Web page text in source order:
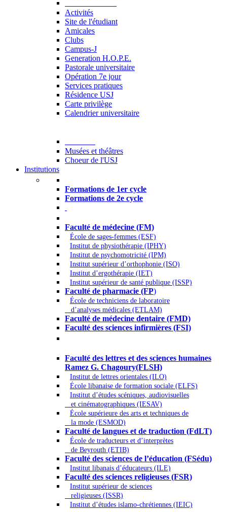
Activités
Site de l'étudiant
Amicales
Clubs
Campus-J
Generation H.O.P.E.
Pastorale universitaire
Opération 7e jour
Services pratiques
Résidence USJ
Carte privilège
Calendrier universitaire
Musées et théâtres
Choeur de l'USJ
Institutions
Formations de 1er cycle
Formations de 2e cycle
Faculté de médecine (FM)
École de sages-femmes (ESF)
Institut de physiothérapie (IPHY)
Institut de psychomotricité (IPM)
Institut supérieur d’orthophonie (ISO)
Institut d’ergothérapie (IET)
Institut supérieur de santé publique (ISSP)
Faculté de pharmacie (FP)
École de techniciens de laboratoire
d’analyses médicales (ETLAM)
Faculté de médecine dentaire (FMD)
Faculté des sciences infirmières (FSI)
Faculté des lettres et des sciences humaines
Ramez G. Chagoury(FLSH)
Institut de lettres orientales (ILO)
École libanaise de formation sociale (ELFS)
Institut d’études scéniques, audiovisuelles
et cinématographiques (IESAV)
École supérieure des arts et techniques de
la mode (ESMOD)
Faculté de langues et de traduction (FdLT)
École de traducteurs et d’interprètes
de Beyrouth (ETIB)
Faculté des sciences de l’éducation (FSédu)
Institut libanais d’éducateurs (ILE)
Faculté des sciences religieuses (FSR)
Institut supérieur de sciences
religieuses (ISSR)
Institut d’études islamo-chrétiennes (IEIC)